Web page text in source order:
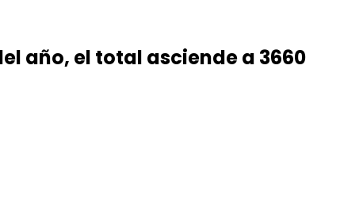
año, el total asciende a 3660